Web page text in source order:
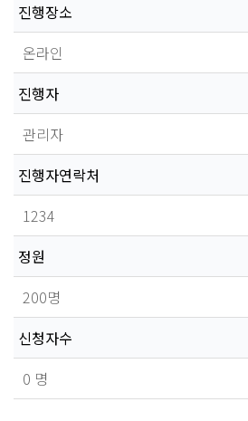
진행장소
온라인
진행자
관리자
진행자연락처
1234
정원
200명
신청자수
0 명